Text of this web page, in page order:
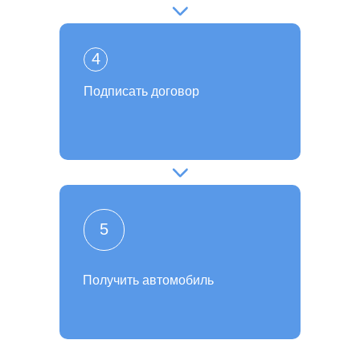
Получить автомобиль
5
Подписать договор
4